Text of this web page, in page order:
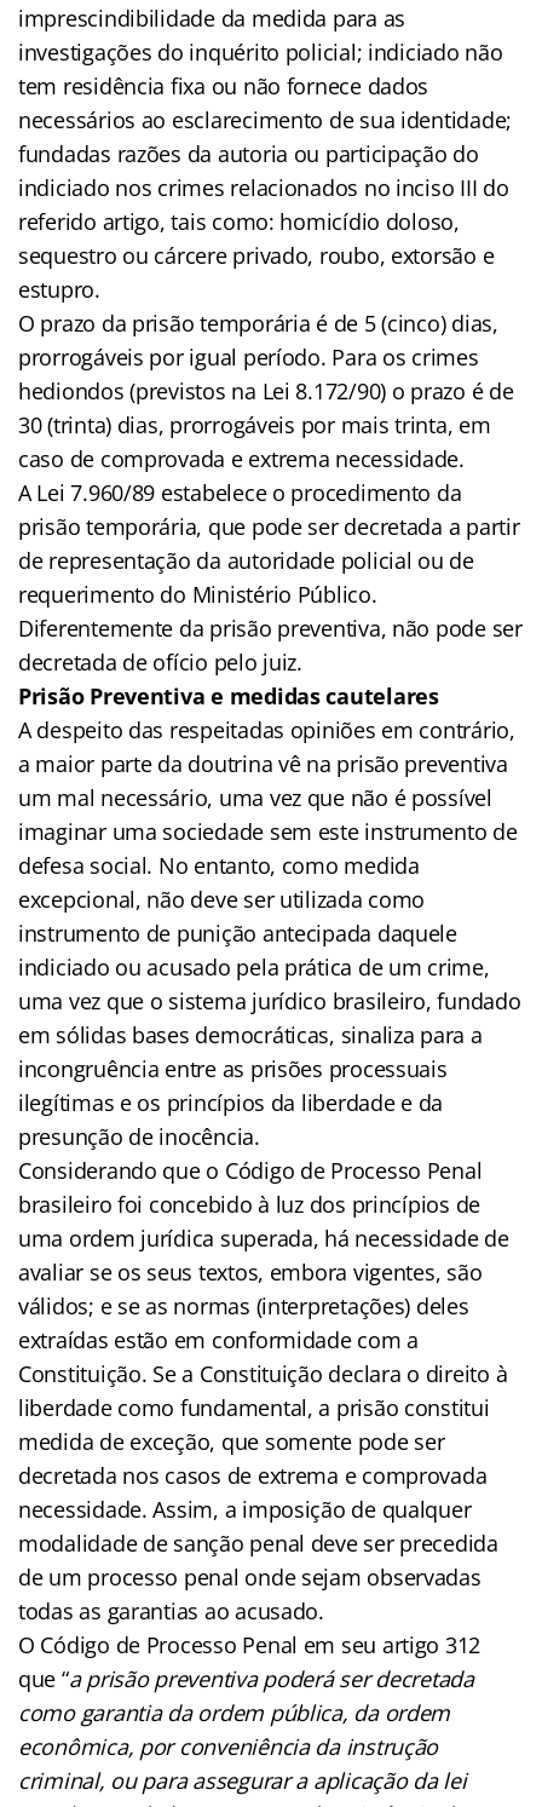
imprescindibilidade da medida para as
investigações do inquérito policial; indiciado não
tem residência fixa ou não fornece dados
necessários ao esclarecimento de sua identidade;
fundadas razões da autoria ou participação do
indiciado nos crimes relacionados no inciso III do
referido artigo, tais como: homicídio doloso,
sequestro ou cárcere privado, roubo, extorsão e
estupro.
O prazo da prisão temporária é de 5 (cinco) dias,
prorrogáveis por igual período. Para os crimes
hediondos (previstos na Lei 8.172/90) o prazo é de
30 (trinta) dias, prorrogáveis por mais trinta, em
caso de comprovada e extrema necessidade.
A Lei 7.960/89 estabelece o procedimento da
prisão temporária, que pode ser decretada a partir
de representação da autoridade policial ou de
requerimento do Ministério Público.
Diferentemente da prisão preventiva, não pode ser
decretada de ofício pelo juiz.
Prisão Preventiva e medidas cautelares
A despeito das respeitadas opiniões em contrário,
a maior parte da doutrina vê na prisão preventiva
um mal necessário, uma vez que não é possível
imaginar uma sociedade sem este instrumento de
defesa social. No entanto, como medida
excepcional, não deve ser utilizada como
instrumento de punição antecipada daquele
indiciado ou acusado pela prática de um crime,
uma vez que o sistema jurídico brasileiro, fundado
em sólidas bases democráticas, sinaliza para a
incongruência entre as prisões processuais
ilegítimas e os princípios da liberdade e da
presunção de inocência.
Considerando que o Código de Processo Penal
brasileiro foi concebido à luz dos princípios de
uma ordem jurídica superada, há necessidade de
avaliar se os seus textos, embora vigentes, são
válidos; e se as normas (interpretações) deles
extraídas estão em conformidade com a
Constituição. Se a Constituição declara o direito à
liberdade como fundamental, a prisão constitui
medida de exceção, que somente pode ser
decretada nos casos de extrema e comprovada
necessidade. Assim, a imposição de qualquer
modalidade de sanção penal deve ser precedida
de um processo penal onde sejam observadas
todas as garantias ao acusado.
O Código de Processo Penal em seu artigo 312
que “a prisão preventiva poderá ser decretada
como garantia da ordem pública, da ordem
econômica, por conveniência da instrução
criminal, ou para assegurar a aplicação da lei